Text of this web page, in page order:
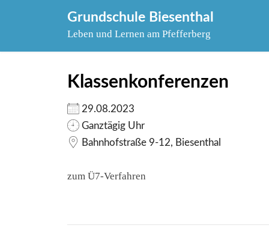
Grundschule Biesenthal
Leben und Lernen am Pfefferberg
Klassenkonferenzen
29.08.2023
Ganztägig Uhr
Bahnhofstraße 9-12, Biesenthal
zum Ü7-Verfahren